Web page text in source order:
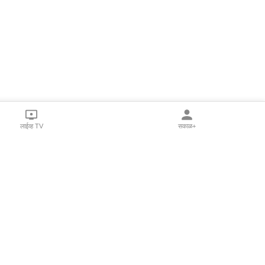
लाईव्ह TV सकाळ+